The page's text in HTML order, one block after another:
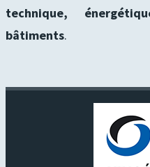
technique,
bâtiments.